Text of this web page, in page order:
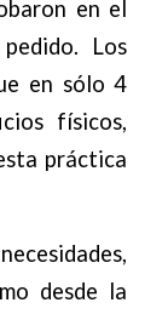
en el
Los
en sólo 4
físicos,
práctica
desde la